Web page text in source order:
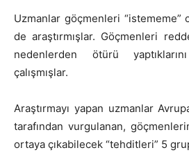
Uzmanlar göçmenleri “istememe”
de araştırmışlar. Göçmenleri
nedenlerden ötürü
çalışmışlar.
Araştırmayı yapan uzmanlar
tarafından vurgulanan,
ortaya çıkabilecek “tehditleri” 5